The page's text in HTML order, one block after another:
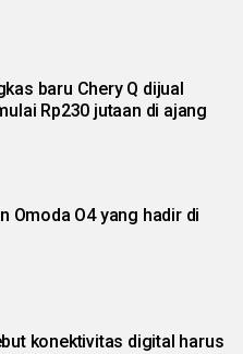
baru Chery Q dijual
Rp230 jutaan di ajang
Omoda O4 yang hadir di
konektivitas digital harus